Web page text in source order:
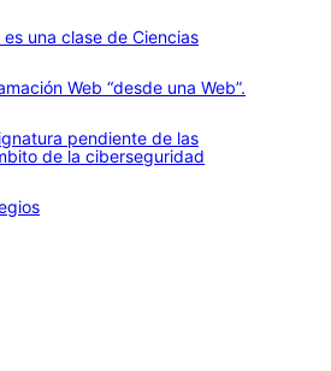
una clase de Ciencias
Web “desde una Web”.
pendiente de las
de la ciberseguridad